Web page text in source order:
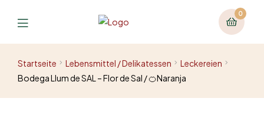
0
Startseite Lebensmittel / Delikatessen
Leckereien
Bodega Llum de SAL – Flor de Sal / 🍊Naranja